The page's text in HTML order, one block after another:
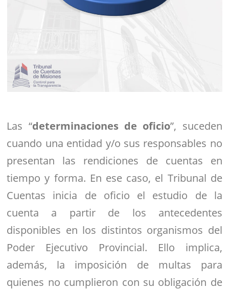
Las “determinaciones de oficio”, suceden
cuando una entidad y/o sus responsables no
presentan las rendiciones de cuentas en
tiempo y forma. En ese caso, el Tribunal de
Cuentas inicia de oficio el estudio de la
cuenta a partir de los antecedentes
disponibles en los distintos organismos del
Poder Ejecutivo Provincial. Ello implica,
además, la imposición de multas para
quienes no cumplieron con su obligación de